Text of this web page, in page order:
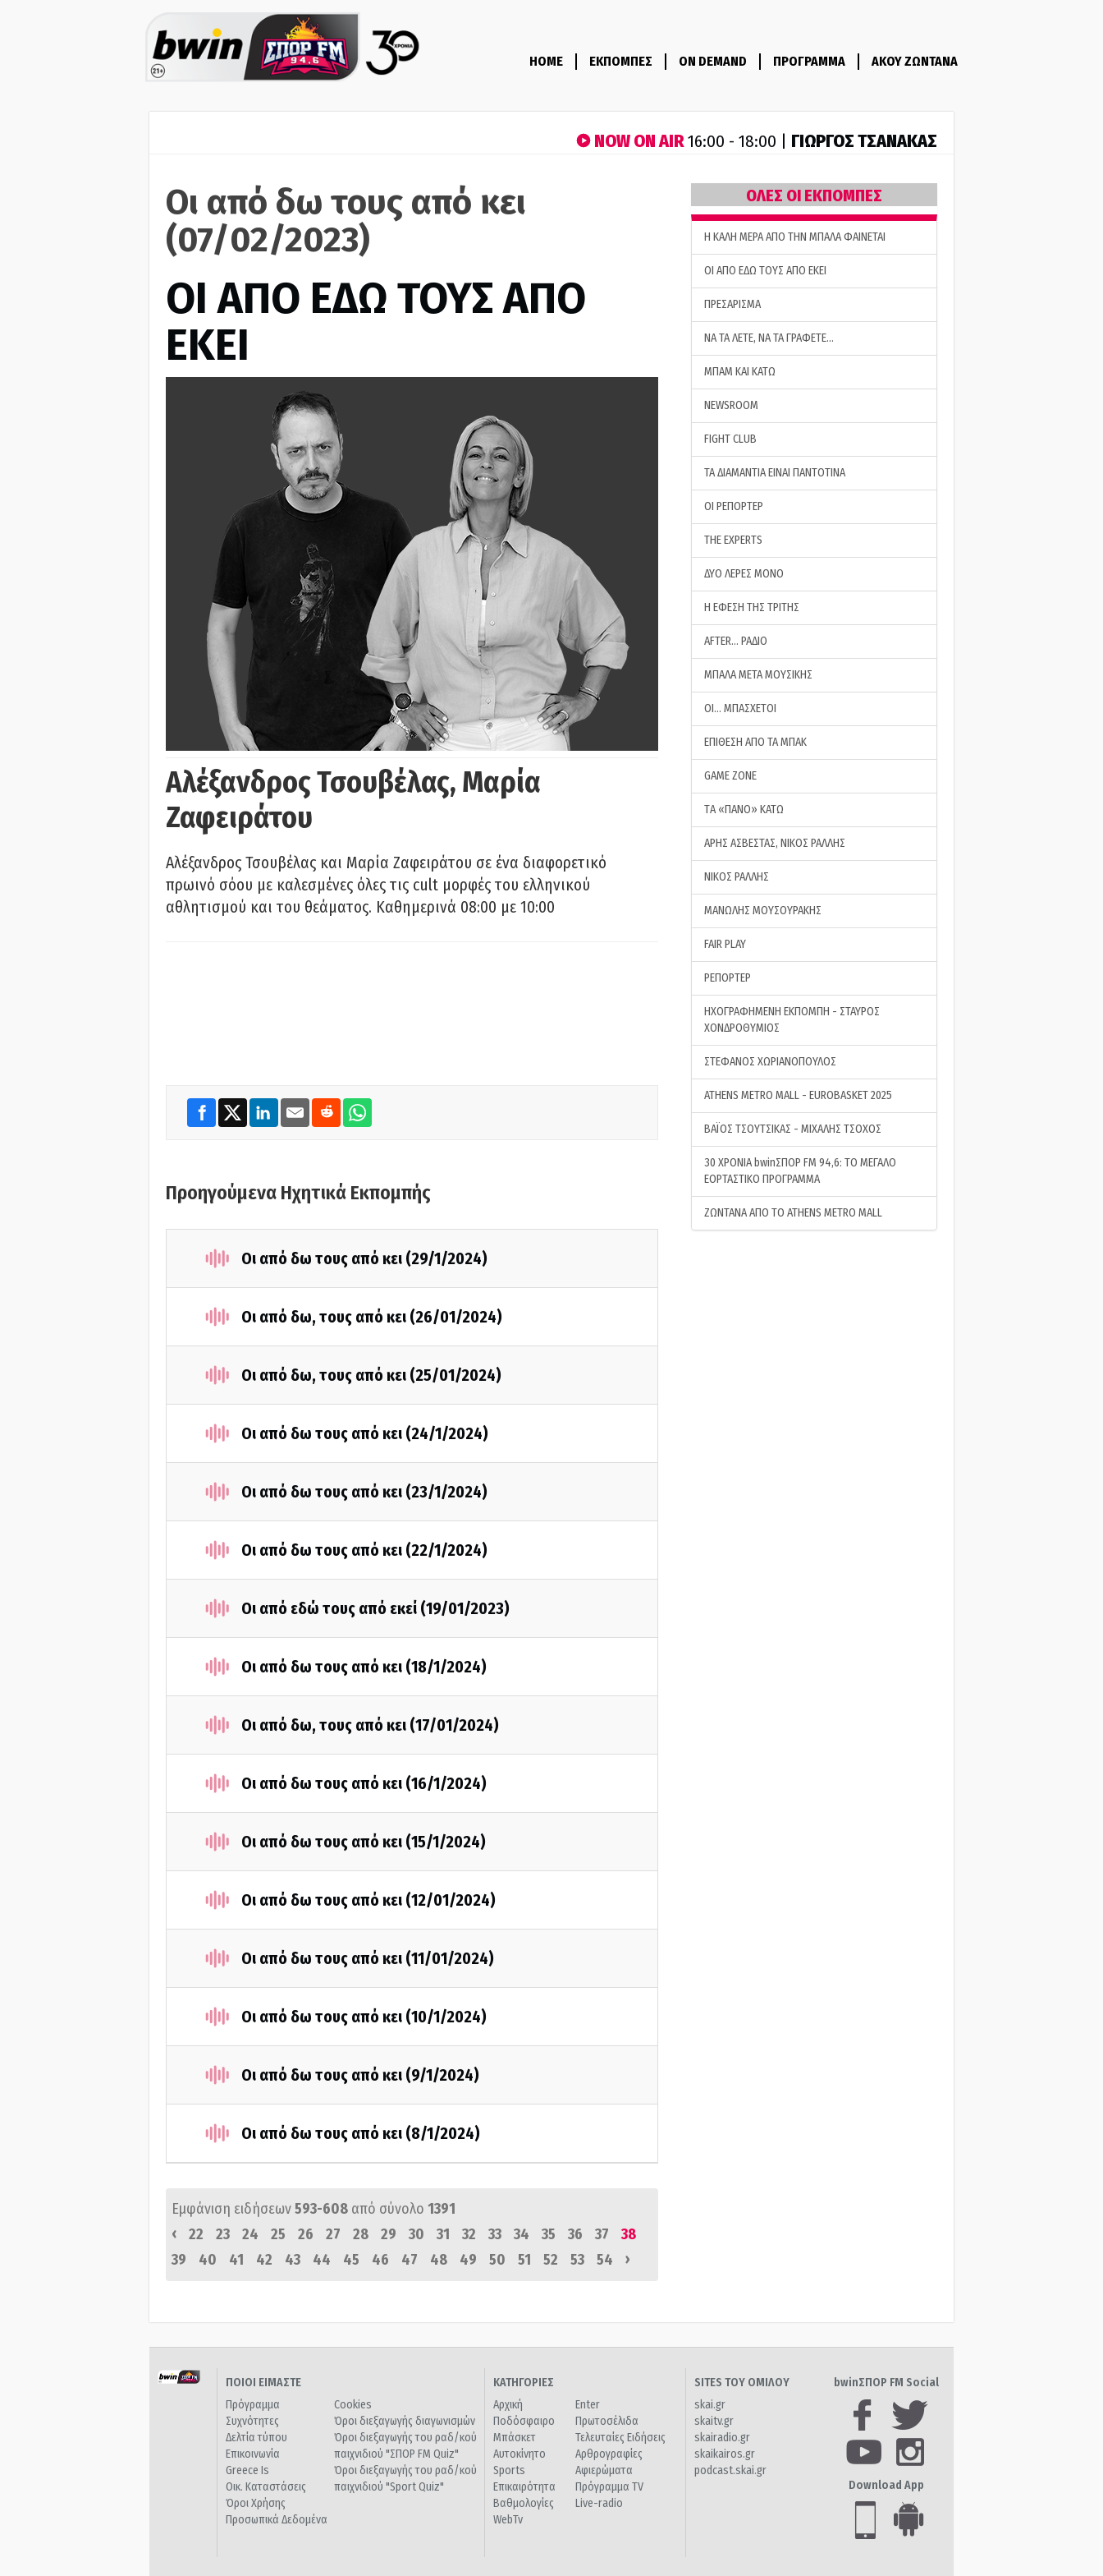
HOME ΕΚΠΟΜΠΕΣ ON DEMAND ΠΡΟΓΡΑΜΜΑ ΑΚΟΥ ΖΩΝΤΑΝΑ
NOW ON AIR16:00 - 18:00 | ΓΙΩΡΓΟΣ ΤΣΑΝΑΚΑΣ
Οι από δω τους από κει
(07/02/2023)
ΟΙ ΑΠΟ ΕΔΩ ΤΟΥΣ ΑΠΟ
ΕΚΕΙ
Αλέξανδρος Τσουβέλας, Μαρία
Ζαφειράτου
Αλέξανδρος Τσουβέλας και Μαρία Ζαφειράτου σε ένα διαφορετικό
πρωινό σόου με καλεσμένες όλες τις cult μορφές του ελληνικού
αθλητισμού και του θεάματος. Καθημερινά 08:00 με 10:00
Προηγούμενα Ηχητικά Εκπομπής
Οι από δω τους από κει (29/1/2024)
Οι από δω, τους από κει (26/01/2024)
Οι από δω, τους από κει (25/01/2024)
Οι από δω τους από κει (24/1/2024)
Οι από δω τους από κει (23/1/2024)
Οι από δω τους από κει (22/1/2024)
Οι από εδώ τους από εκεί (19/01/2023)
Οι από δω τους από κει (18/1/2024)
Οι από δω, τους από κει (17/01/2024)
Οι από δω τους από κει (16/1/2024)
Οι από δω τους από κει (15/1/2024)
Οι από δω τους από κει (12/01/2024)
Οι από δω τους από κει (11/01/2024)
Οι από δω τους από κει (10/1/2024)
Οι από δω τους από κει (9/1/2024)
Οι από δω τους από κει (8/1/2024)
Εμφάνιση ειδήσεων593-608 από σύνολο 1391
‹
22 23 24 25 26 27 28 29 30 31 32 33 34 35 36 37
38
39
40 41 42 43 44 45 46 47 48 49 50 51 52 53 54 ›
ΟΛΕΣ ΟΙ ΕΚΠΟΜΠΕΣ
H ΚΑΛΗ ΜΕΡΑ ΑΠΟ ΤΗΝ ΜΠΑΛΑ ΦΑΙΝΕΤΑΙ
ΟΙ ΑΠΟ ΕΔΩ ΤΟΥΣ ΑΠΟ ΕΚΕΙ
ΠΡΕΣΑΡΙΣΜΑ
ΝΑ ΤΑ ΛΕΤΕ, ΝΑ ΤΑ ΓΡΑΦΕΤΕ…
ΜΠΑΜ ΚΑΙ ΚΑΤΩ
NEWSROOM
FIGHT CLUB
ΤΑ ΔΙΑΜΑΝΤΙΑ ΕΙΝΑΙ ΠΑΝΤΟΤΙΝΑ
ΟΙ ΡΕΠΟΡΤΕΡ
THE EXPERTS
ΔΥΟ ΛΕΡΕΣ ΜΟΝΟ
Η ΕΦΕΣΗ ΤΗΣ ΤΡΙΤΗΣ
AFTER… ΡΑΔΙΟ
ΜΠΑΛΑ ΜΕΤΑ ΜΟΥΣΙΚΗΣ
ΟΙ… ΜΠΑΣΧΕΤΟΙ
ΕΠΙΘΕΣΗ ΑΠΟ ΤΑ ΜΠΑΚ
GAME ZONE
ΤA «ΠΑΝΟ» ΚΑΤΩ
ΑΡΗΣ ΑΣΒΕΣΤΑΣ, ΝΙΚΟΣ ΡΑΛΛΗΣ
ΝΙΚΟΣ ΡΑΛΛΗΣ
ΜΑΝΩΛΗΣ ΜΟΥΣΟΥΡΑΚΗΣ
FAIR PLAY
ΡΕΠΟΡΤΕΡ
ΗΧΟΓΡΑΦΗΜΕΝΗ ΕΚΠΟΜΠΗ - ΣΤΑΥΡΟΣ
ΧΟΝΔΡΟΘΥΜΙΟΣ
ΣΤΕΦΑΝΟΣ ΧΩΡΙΑΝΟΠΟΥΛΟΣ
ATHENS METRO MALL - EUROBASKET 2025
ΒΑΪΟΣ ΤΣΟΥΤΣΙΚΑΣ - ΜΙΧΑΛΗΣ ΤΣΟΧΟΣ
30 ΧΡΟΝΙΑ bwinΣΠΟΡ FM 94,6: ΤΟ ΜΕΓΑΛΟ
ΕΟΡΤΑΣΤΙΚΟ ΠΡΟΓΡΑΜΜΑ
ΖΩΝΤΑΝΑ ΑΠΟ ΤΟ ATHENS METRO MALL
ΠΟΙΟΙ ΕΙΜΑΣΤΕ
Πρόγραμμα
Συχνότητες
Δελτία τύπου
Επικοινωνία
Greece Is
Οικ. Καταστάσεις
Όροι Χρήσης
Προσωπικά Δεδομένα
Cookies
Όροι διεξαγωγής διαγωνισμών
Όροι διεξαγωγής του ραδ/κού
παιχνιδιού "ΣΠΟΡ FM Quiz"
Όροι διεξαγωγής του ραδ/κού
παιχνιδιού "Sport Quiz"
ΚΑΤΗΓΟΡΙΕΣ
Αρχική
Ποδόσφαιρο
Μπάσκετ
Αυτοκίνητο
Sports
Επικαιρότητα
Βαθμολογίες
WebTv
Enter
Πρωτοσέλιδα
Τελευταίες Ειδήσεις
Αρθρογραφίες
Αφιερώματα
Πρόγραμμα TV
Live-radio
SITES ΤΟΥ ΟΜΙΛΟΥ
skai.gr
skaitv.gr
skairadio.gr
skaikairos.gr
podcast.skai.gr
bwinΣΠΟΡ FM Social
Download App